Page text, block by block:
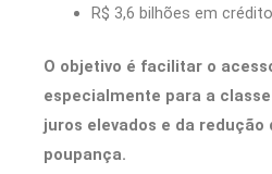
R$ 3,6 bilhões em
O objetivo é facilitar o
especialmente para a
juros elevados e da redução
poupança.